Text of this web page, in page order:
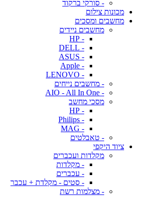
- סורקי ברקוד
מכונות צילום
מחשבים ומסכים
מחשבים ניידים
- HP
- DELL
- ASUS
- Apple
- LENOVO
- מחשבים נייחים
- AIO - All In One
מסכי מחשב
- HP
- Philips
- MAG
- טאבלטים
ציוד היקפי
מקלדות ועכברים
- מקלדות
- עכברים
- סטים - מקלדת + עכבר
- מצלמות רשת